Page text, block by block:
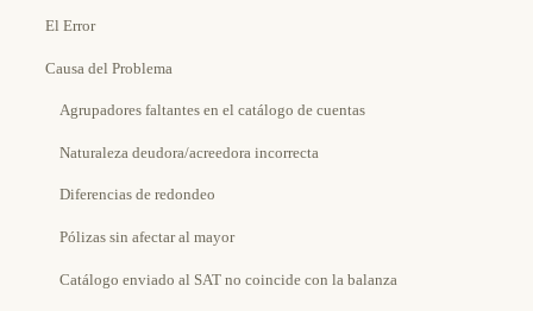
El Error
Causa del Problema
Agrupadores faltantes en el catálogo de cuentas
Naturaleza deudora/acreedora incorrecta
Diferencias de redondeo
Pólizas sin afectar al mayor
Catálogo enviado al SAT no coincide con la balanza